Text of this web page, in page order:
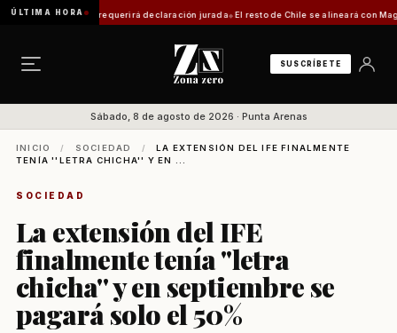
ÚLTIMA HORA
trámite requerirá declaración jurada El resto de Chile se alineará con
SUSCRÍBETE
Sábado, 8 de agosto de 2026 · Punta Arenas
INICIO / SOCIEDAD /
LA EXTENSIÓN DEL IFE FINALMENTE
TENÍA ''LETRA CHICHA'' Y EN ...
SOCIEDAD
La extensión del IFE
finalmente tenía ''letra
chicha'' y en septiembre se
pagará solo el 50%